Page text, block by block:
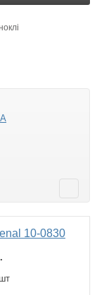
10-0830
шт